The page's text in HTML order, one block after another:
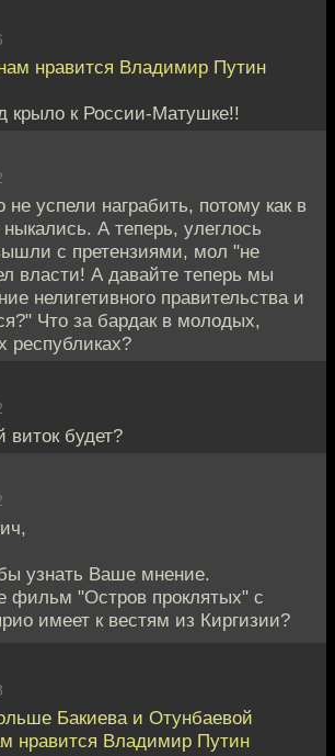
нравится Владимир Путин
крыло к России-Матушке!!
не успели награбить, потому как в
А теперь, улеглось
с претензиями, мол "не
власти! А давайте теперь мы
нелигетивного правительства и
Что за бардак в молодых,
республиках?
виток будет?
узнать Ваше мнение.
фильм "Остров проклятых" с
имеет к вестям из Киргизии?
Бакиева и Отунбаевой
нравится Владимир Путин